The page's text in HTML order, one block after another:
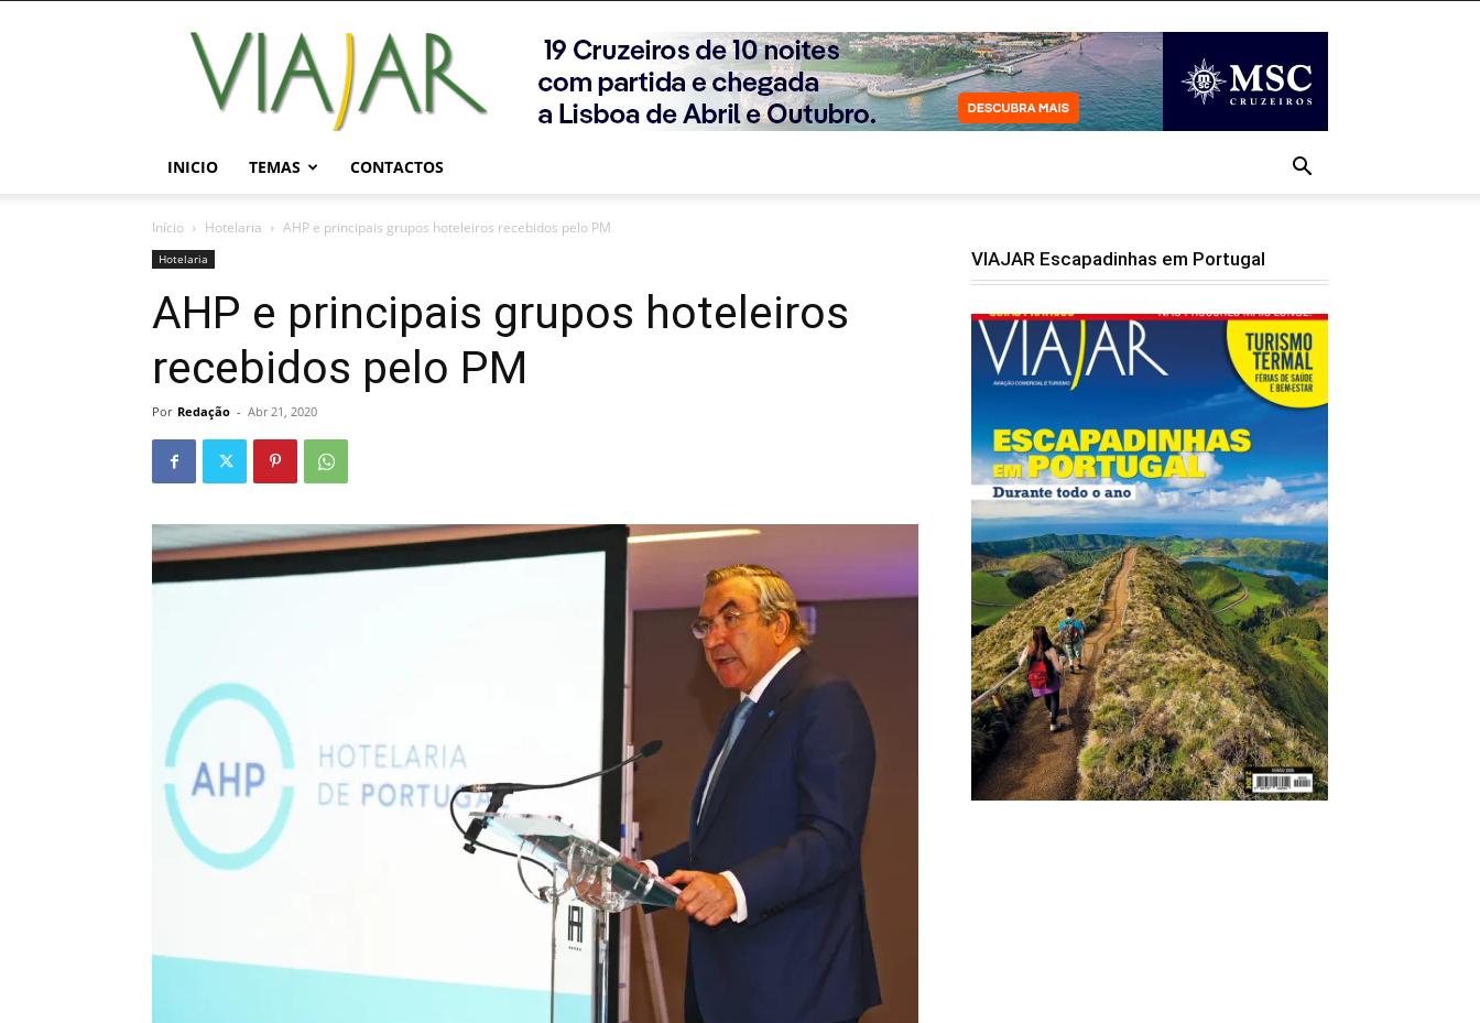
Viajar
Magazine
Online
INICIO TEMAS CONTACTOS
Início Hotelaria AHP e principais grupos hoteleiros recebidos pelo PM
Hotelaria
AHP e principais grupos hoteleiros
recebidos pelo PM
Por Redação - Abr 21, 2020
VIAJAR Escapadinhas em Portugal